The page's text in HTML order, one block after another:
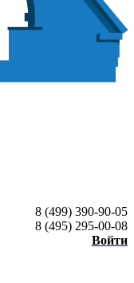
8 (499) 390-90-05
8 (495) 295-00-08
Войти